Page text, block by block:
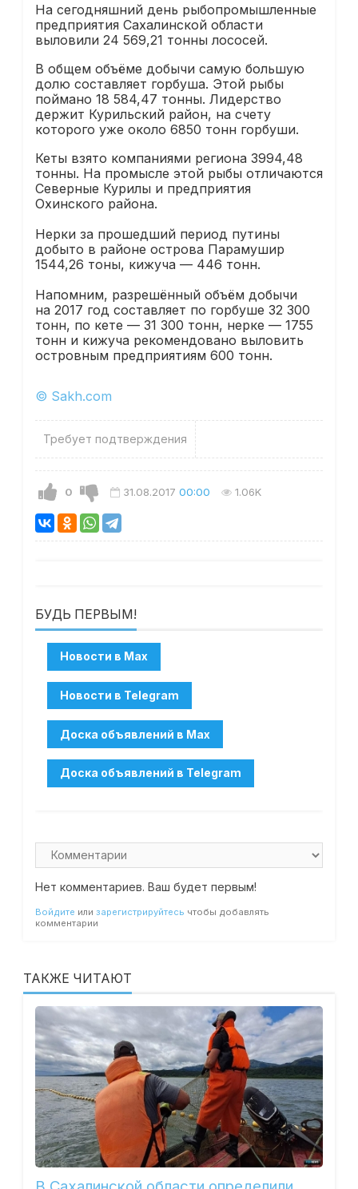
На сегодняшний день рыбопромышленные
предприятия Сахалинской области
выловили 24 569,21 тонны лососей.
В общем объёме добычи самую большую
долю составляет горбуша. Этой рыбы
поймано 18 584,47 тонны. Лидерство
держит Курильский район, на счету
которого уже около 6850 тонн горбуши.
Кеты взято компаниями региона 3994,48
тонны. На промысле этой рыбы отличаются
Северные Курилы и предприятия
Охинского района.
Нерки за прошедший период путины
добыто в районе острова Парамушир
1544,26 тоны, кижуча — 446 тонн.
Напомним, разрешённый объём добычи
на 2017 год составляет по горбуше 32 300
тонн, по кете — 31 300 тонн, нерке — 1755
тонн и кижуча рекомендовано выловить
островным предприятиям 600 тонн.
© Sakh.com
Требует подтверждения
0 31.08.2017 00:00 1.06K
БУДЬ ПЕРВЫМ!
Нет комментариев. Ваш будет первым!
Войдите или зарегистрируйтесь чтобы добавлять
комментарии
ТАКЖЕ ЧИТАЮТ